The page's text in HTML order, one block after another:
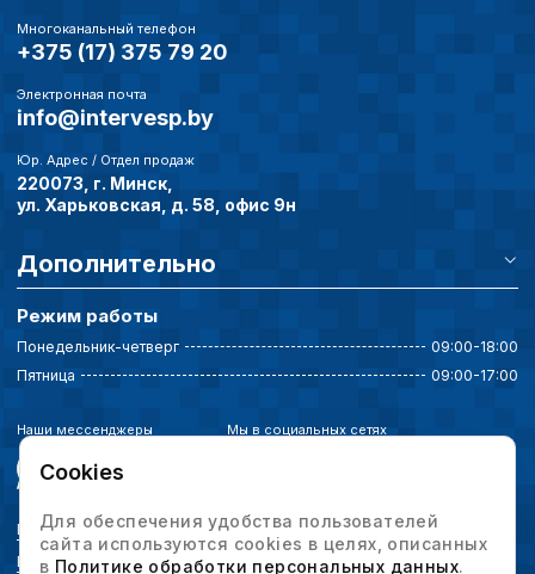
Многоканальный телефон
+375 (17) 375 79 20
Электронная почта
info@intervesp.by
Юр. Адрес / Отдел продаж
220073, г. Минск,
ул. Харьковская, д. 58, офис 9н
Дополнительно
Режим работы
Понедельник-четверг
09:00-18:00
Пятница
09:00-17:00
Наши мессенджеры Мы в социальных сетях
Политика конфиденциальности
Выбор настроек cookie
Cookies
Для обеспечения удобства пользователей
сайта используются cookies в целях, описанных
в Политике обработки персональных данных.